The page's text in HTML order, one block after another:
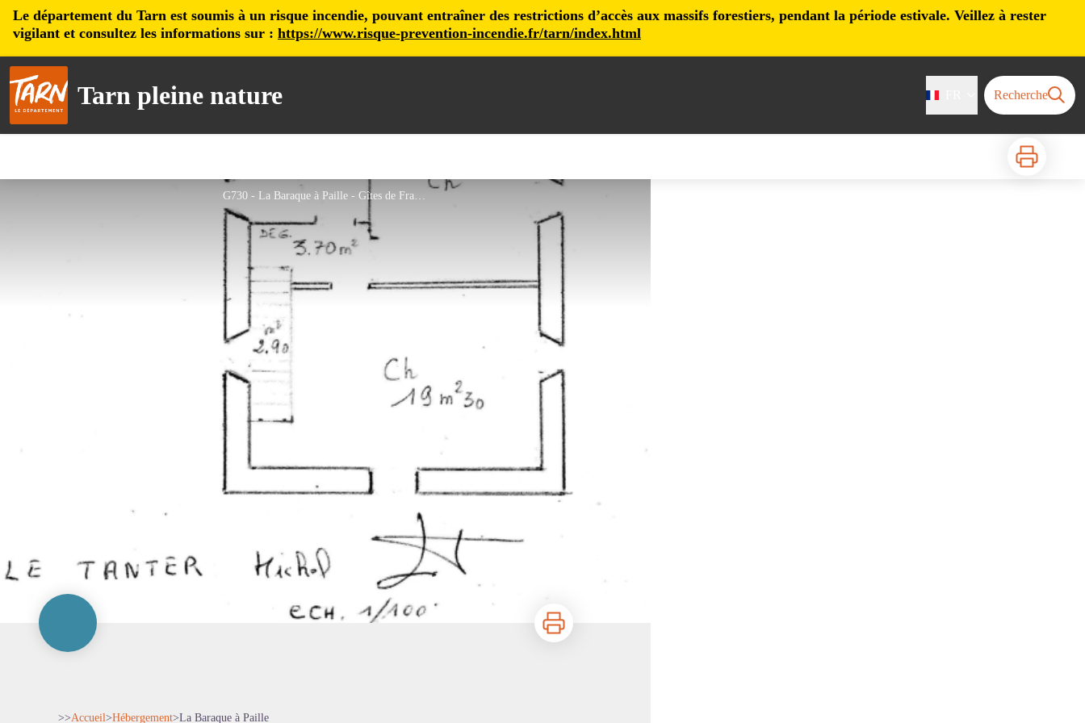
Le département du Tarn est soumis à un risque incendie, pouvant entraîner des restrictions d’accès aux massifs forestiers, pendant la période estivale. Veillez à rester
vigilant et consultez les informations sur : https://www.risque-prevention-incendie.fr/tarn/index.html
Tarn pleine nature Recherche
Imprimer
G730 - La Baraque à Paille - Gîtes de France
Imprimer
>>Accueil>Hébergement>La Baraque à Paille